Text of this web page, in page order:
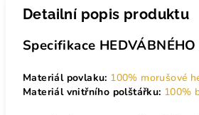
Detailní popis produktu
Specifikace
Materiál povlaku: 100% morušové
Materiál vnitřního polštářku: 100%